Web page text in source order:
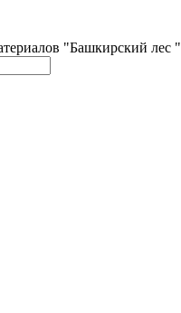
"Башкирский лес "